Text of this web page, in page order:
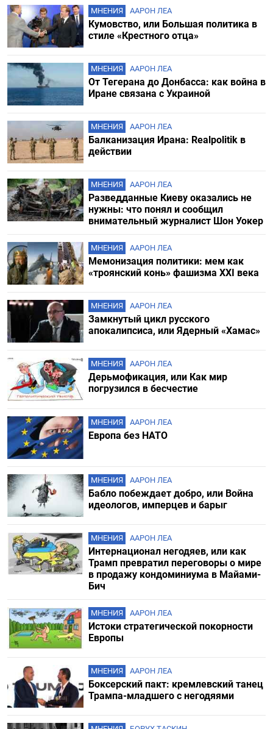
МНЕНИЯ ААРОН ЛЕА
Кумовство, или Большая политика в
стиле «Крестного отца»
МНЕНИЯ ААРОН ЛЕА
От Тегерана до Донбасса: как война в
Иране связана с Украиной
МНЕНИЯ ААРОН ЛЕА
Балканизация Ирана: Realpolitik в
действии
МНЕНИЯ ААРОН ЛЕА
Разведданные Киеву оказались не
нужны: что понял и сообщил
внимательный журналист Шон Уокер
МНЕНИЯ ААРОН ЛЕА
Мемонизация политики: мем как
«троянский конь» фашизма XXI века
МНЕНИЯ ААРОН ЛЕА
Замкнутый цикл русского
апокалипсиса, или Ядерный «Хамас»
МНЕНИЯ ААРОН ЛЕА
Дерьмофикация, или Как мир
погрузился в бесчестие
МНЕНИЯ ААРОН ЛЕА
Европа без НАТО
МНЕНИЯ ААРОН ЛЕА
Бабло побеждает добро, или Война
идеологов, имперцев и барыг
МНЕНИЯ ААРОН ЛЕА
Интернационал негодяев, или как
Трамп превратил переговоры о мире
в продажу кондоминиума в Майами-
Бич
МНЕНИЯ ААРОН ЛЕА
Истоки стратегической покорности
Европы
МНЕНИЯ ААРОН ЛЕА
Боксерский пакт: кремлевский танец
Трампа-младшего с негодяями